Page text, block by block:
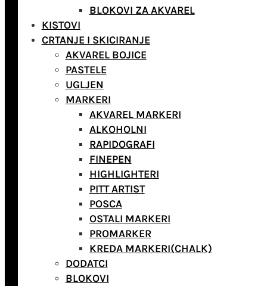
BLOKOVI ZA AKVAREL
KISTOVI
CRTANJE I SKICIRANJE
AKVAREL BOJICE
PASTELE
UGLJEN
MARKERI
AKVAREL MARKERI
ALKOHOLNI
RAPIDOGRAFI
FINEPEN
HIGHLIGHTERI
PITT ARTIST
POSCA
OSTALI MARKERI
PROMARKER
KREDA MARKERI(CHALK)
DODATCI
BLOKOVI